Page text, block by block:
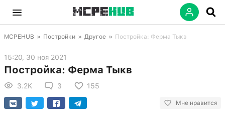
MCPEHUB » Постройки » Другое » Постройка: Ферма Тыкв
15:20, 30 ноя 2021
Постройка: Ферма Тыкв
3.2K 3 155
Мне нравится